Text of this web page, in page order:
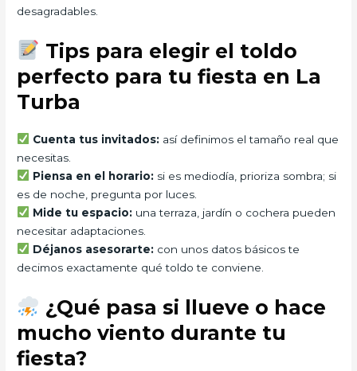
desagradables.
Tips para elegir el toldo
perfecto para tu fiesta en La
Turba
Cuenta tus invitados:así definimos el tamaño real que
necesitas.
Piensa en el horario:si es mediodía, prioriza sombra; si
es de noche, pregunta por luces.
Mide tu espacio:una terraza, jardín o cochera pueden
necesitar adaptaciones.
Déjanos asesorarte:con unos datos básicos te
decimos exactamente qué toldo te conviene.
¿Qué pasa si llueve o hace
mucho viento durante tu
fiesta?